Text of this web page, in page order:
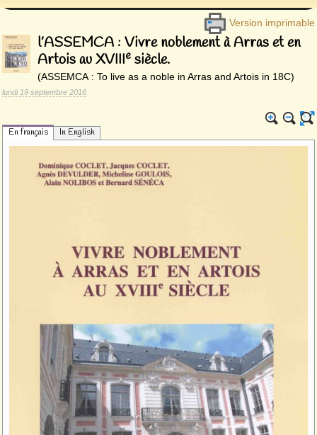
Version imprimable
l’ASSEMCA : Vivre noblement à Arras et en
Artois au XVIIIe siècle.
(ASSEMCA : To live as a noble in Arras and Artois in 18C)
lundi 19 septembre 2016
En français In English